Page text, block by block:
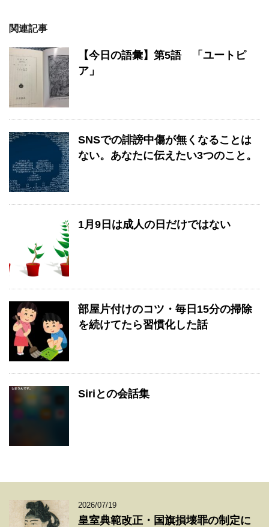
関連記事
【今日の語彙】第5語 「ユートピ
ア」
SNSでの誹謗中傷が無くなることは
ない。あなたに伝えたい3つのこと。
1月9日は成人の日だけではない
部屋片付けのコツ・毎日15分の掃除
を続けてたら習慣化した話
Siriとの会話集
2026/07/19
皇室典範改正・国旗損壊罪の制定に